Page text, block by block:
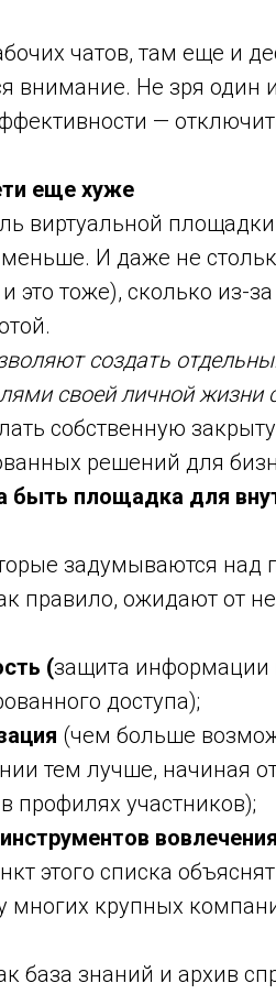
чатов, там еще и
внимание. Не зря один
—
еще хуже
виртуальной
И даже не
это тоже), сколько из-
создать
своей личной жизни
собственную
решений для
быть площадка для
задумываются над
правило, ожидают от
(защита информации
доступа);
(чем больше
тем лучше, начиная
профилях участников);
инструментов вовлечения
этого списка
многих крупных
база знаний и архив